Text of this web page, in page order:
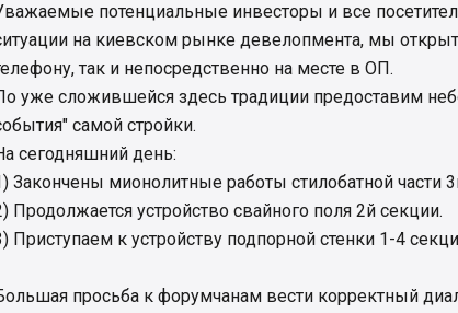
потенциальные инвесторы и все
на киевском рынке девелопмента, мы
так и непосредственно на месте в ОП.
уже сложившейся здесь традиции предоставим
самой стройки.
сегодняшний день:
Закончены мионолитные работы стилобатной части
Продолжается устройство свайного поля 2й секции.
Приступаем к устройству подпорной стенки 1-4
просьба к форумчанам вести корректный